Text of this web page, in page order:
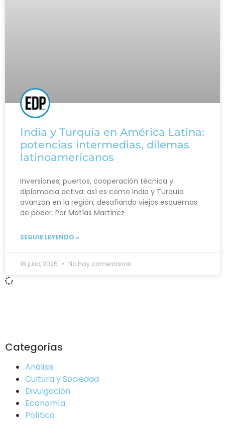
India y Turquía en América Latina:
potencias intermedias, dilemas
latinoamericanos
Inversiones, puertos, cooperación técnica y
diplomacia activa: así es como India y Turquía
avanzan en la región, desafiando viejos esquemas
de poder. Por Matías Martínez
SEGUIR LEYENDO »
18 julio, 2025 No hay comentarios
Categorías
Análisis
Cultura y Sociedad
Divulgación
Economía
Política